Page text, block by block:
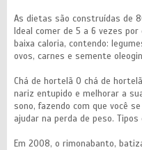
As dietas são construídas de
Ideal comer de 5 a 6 vezes
baixa caloria, contendo:
ovos, carnes e semente
Chá de hortelã O chá de
nariz entupido e melhorar a
sono, fazendo com que você
ajudar na perda de peso.
Em 2008, o rimonabanto,